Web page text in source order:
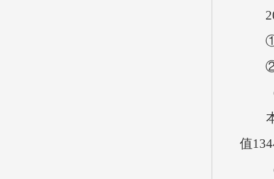
①企
②国
（
本
值
（